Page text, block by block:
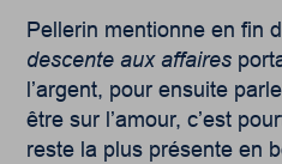
Pellerin mentionne en fin
descente aux affaires
l’argent, pour ensuite
être sur l’amour, c’est
reste la plus présente en